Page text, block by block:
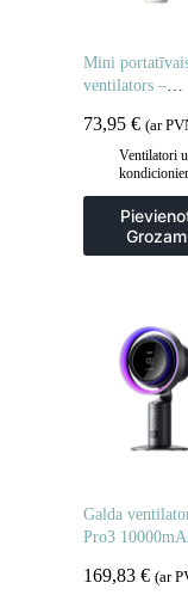
Mini
ventilators –
73,95 € (ar
Ventilatori
Grozam
Galda
Pro3
ventilators ar
169,83 € (ar